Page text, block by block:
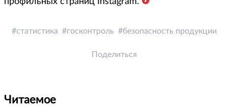
статистика госконтроль безопасность продукции
Поделиться
Читаемое